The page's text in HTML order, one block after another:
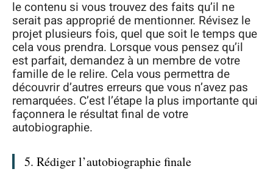
le contenu si vous trouvez des faits qu’il ne
serait pas approprié de mentionner. Révisez le
projet plusieurs fois, quel que soit le temps que
cela vous prendra. Lorsque vous pensez qu’il
est parfait, demandez à un membre de votre
famille de le relire. Cela vous permettra de
découvrir d’autres erreurs que vous n’avez pas
remarquées. C’est l’étape la plus importante qui
façonnera le résultat final de votre
autobiographie.
5. Rédiger l’autobiographie finale